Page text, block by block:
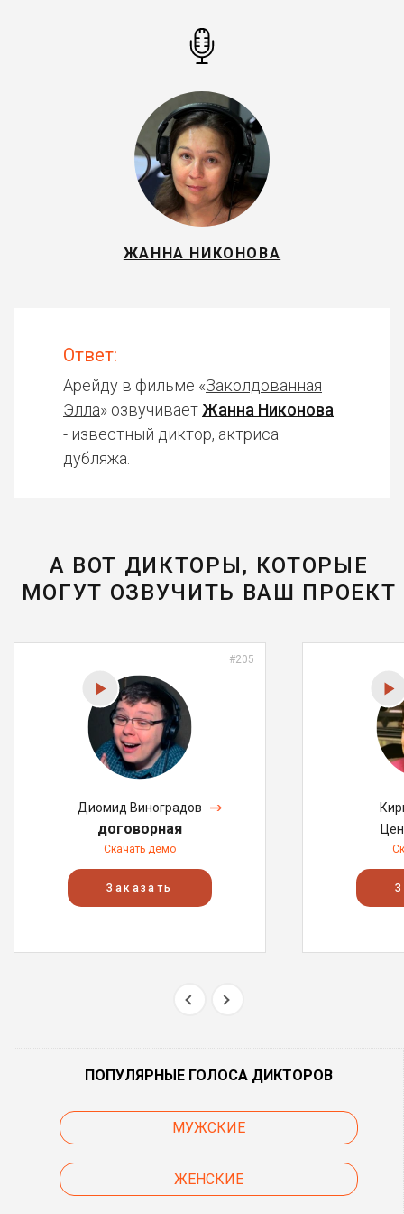
ЖАННА НИКОНОВА
Ответ:
Арейду в фильме «Заколдованная
Элла» озвучивает Жанна Никонова
- известный диктор, актриса
дубляжа.
А ВОТ ДИКТОРЫ, КОТОРЫЕ
МОГУТ ОЗВУЧИТЬ ВАШ ПРОЕКТ
#205
Диомид Виноградов
договорная
Скачать демо
Заказать
ПОПУЛЯРНЫЕ ГОЛОСА ДИКТОРОВ
МУЖСКИЕ
ЖЕНСКИЕ